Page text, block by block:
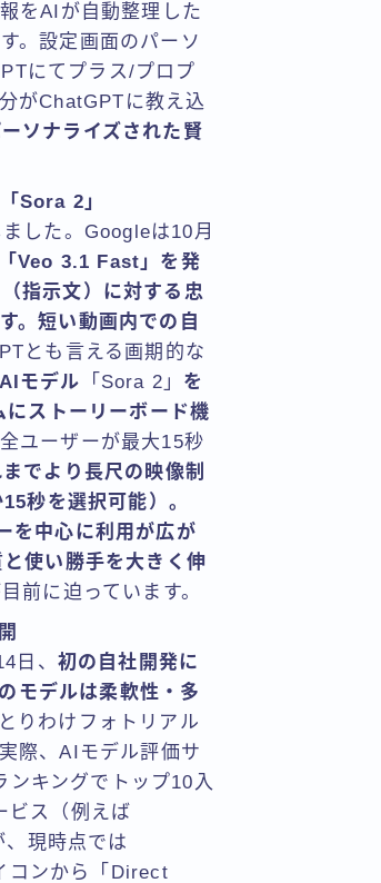
をAIが自動整理した
。設定画面のパーソ
にてプラス/プロプ
がChatGPTに教え込
ソナライズされた賢
Sora 2」
ました。Googleは10月
Veo 3.1 Fast」を発
指示文）に対する忠
。短い動画内での自
とも言える画期的な
モデル 「Sora 2」 を
ストーリーボード機
全ユーザーが最大15秒
でより長尺の映像制
秒を選択可能）。
を中心に利用が広が
使い勝手を大きく伸
前に迫っています。
日、 初の自社開発に
モデルは柔軟性・多
りわけフォトリアル
際、AIモデル評価サ
キングでトップ10入
ビス（例えば
現時点では
コンから「Direct